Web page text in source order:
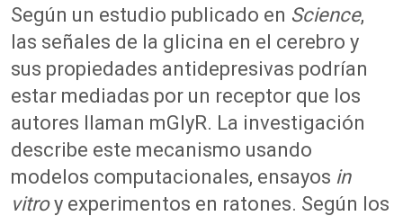
Según un estudio publicado en Science,
las señales de la glicina en el cerebro y
sus propiedades antidepresivas podrían
estar mediadas por un receptor que los
autores llaman mGlyR. La investigación
describe este mecanismo usando
modelos computacionales, ensayos in
vitroy experimentos en ratones. Según los